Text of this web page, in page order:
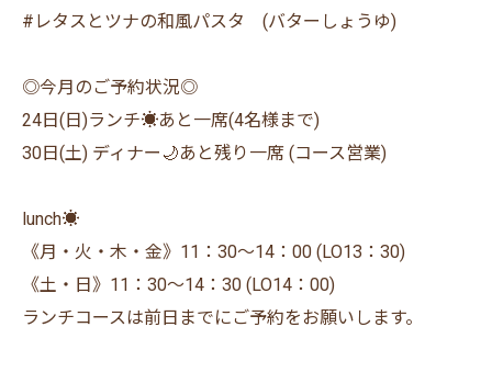
#レタスとツナの和風パスタ (バターしょうゆ)
◎今月のご予約状況◎
24日(日)ランチ☀️あと一席(4名様まで)
30日(土) ディナー🌙あと残り一席 (コース営業)
lunch☀️
《月・火・木・金》11：30〜14：00 (LO13：30)
《土・日》11：30〜14：30 (LO14：00)
ランチコースは前日までにご予約をお願いします。